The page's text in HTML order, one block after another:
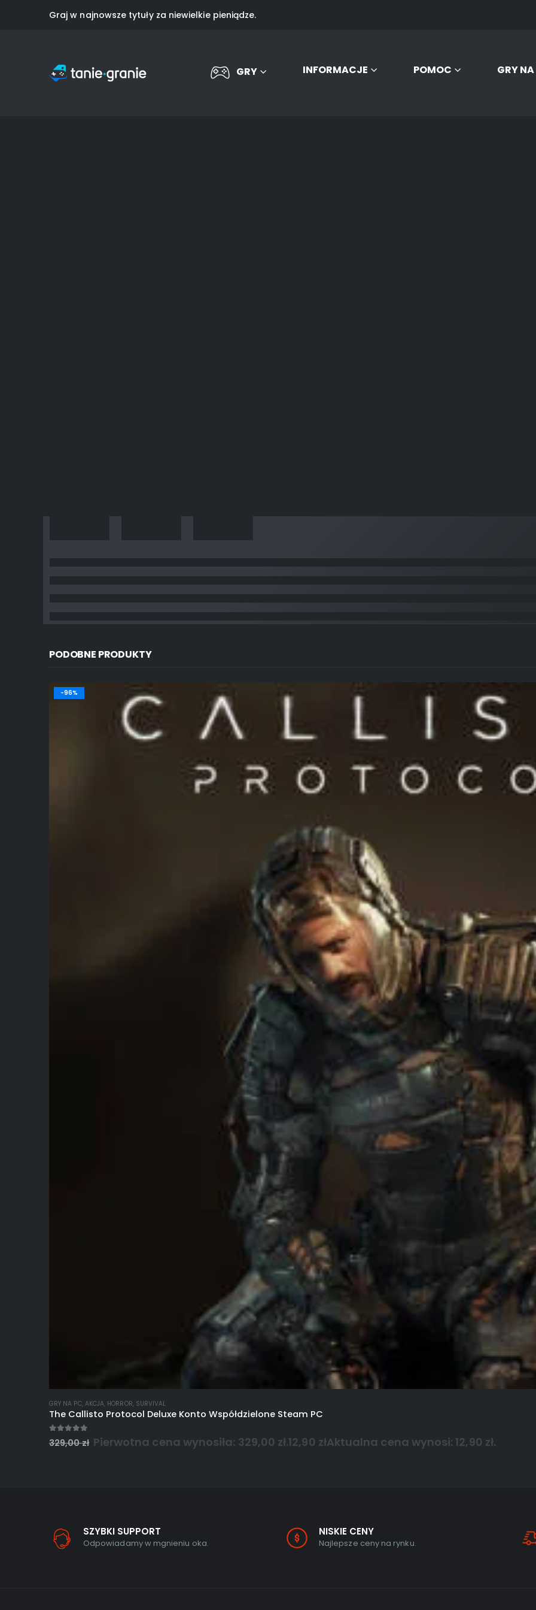
Graj w najnowsze tytuły za niewielkie pieniądze.
GRY INFORMACJE POMOC GRY
PODOBNE PRODUKTY
-96%
GRY NA PC, AKCJA, HORROR, SURVIVAL
The Callisto Protocol Deluxe Konto Współdzielone Steam PC
out of 5
329,00zł Pierwotna cena wynosiła: 329,00 zł.12,90 złAktualna cena wynosi: 12,90 zł.
SZYBKI SUPPORT
Odpowiadamy w mgnieniu oka.
NISKIE CENY
Najlepsze ceny na rynku.